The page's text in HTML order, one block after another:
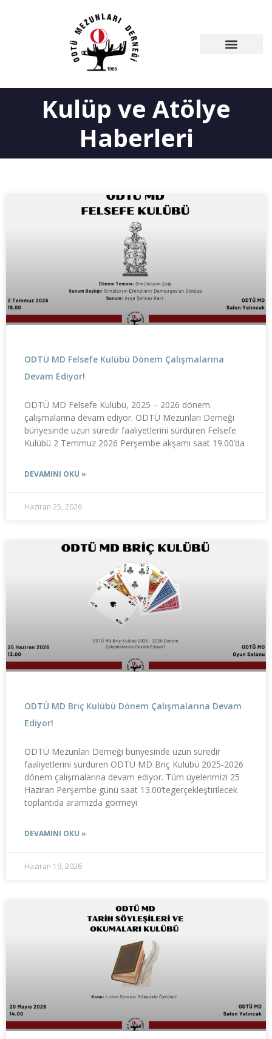
Kulüp ve Atölye
Haberleri
ODTÜ MD Felsefe Kulübü Dönem Çalışmalarına
Devam Ediyor!
ODTÜ MD Felsefe Kulübü, 2025 – 2026 dönem
çalışmalarına devam ediyor. ODTÜ Mezunları Derneği
bünyesinde uzun süredir faaliyetlerini sürdüren Felsefe
Kulübü 2 Temmuz 2026 Perşembe akşamı saat 19.00’da
DEVAMINI OKU »
Haziran 25, 2026
ODTÜ MD Briç Kulübü Dönem Çalışmalarına Devam
Ediyor!
ODTÜ Mezunları Derneği bünyesinde uzun süredir
faaliyetlerini sürdüren ODTÜ MD Briç Kulübü 2025-2026
dönem çalışmalarına devam ediyor. Tüm üyelerimizi 25
Haziran Perşembe günü saat 13.00’tegerçekleştirilecek
toplantıda aramızda görmeyi
DEVAMINI OKU »
Haziran 19, 2026